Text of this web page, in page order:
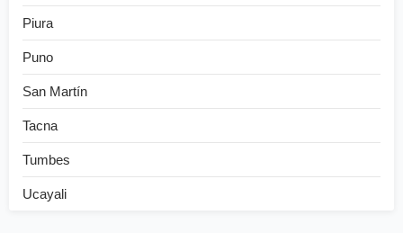
Piura
Puno
San Martín
Tacna
Tumbes
Ucayali